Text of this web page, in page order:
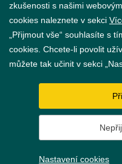
zkušenosti s našimi
cookies naleznete v sekci
„Přijmout vše“ souhlasíte s
cookies. Chcete-li povolit
můžete tak učinit v sekci
Nastavení cookies